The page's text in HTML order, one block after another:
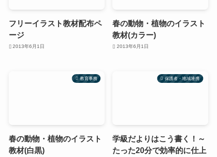
フリーイラスト教材配布ペ
ージ
2013年6月1日
春の動物・植物のイラスト
教材(カラー)
2013年6月1日
教育事務
春の動物・植物のイラスト
教材(白黒)
保護者・地域連携
学級だよりはこう書く！～
たった20分で効率的に仕上